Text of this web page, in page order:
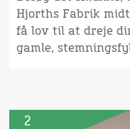
Hjorths Fabrik
få lov til at dreje
gamle,
2